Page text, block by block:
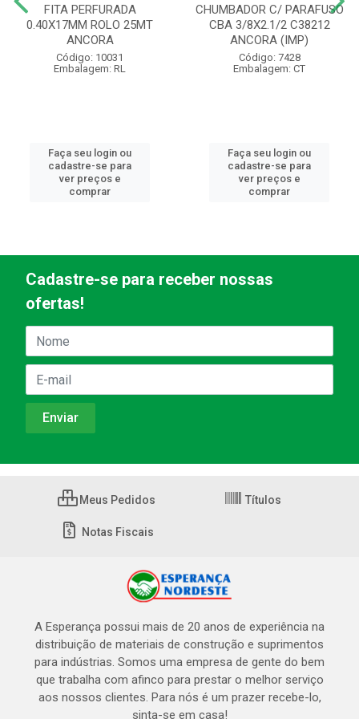
FITA PERFURADA
0.40X17MM ROLO 25MT
ANCORA
Código: 10031
Embalagem: RL
Faça seu login ou
cadastre-se para
ver preços e
comprar
CHUMBADOR C/ PARAFUSO
CBA 3/8X2.1/2 C38212
ANCORA (IMP)
Código: 7428
Embalagem: CT
Faça seu login ou
cadastre-se para
ver preços e
comprar
Cadastre-se para receber nossas
ofertas!
Meus Pedidos Títulos
Notas Fiscais
A Esperança possui mais de 20 anos de experiência na
distribuição de materiais de construção e suprimentos
para indústrias. Somos uma empresa de gente do bem
que trabalha com afinco para prestar o melhor serviço
aos nossos clientes. Para nós é um prazer recebe-lo,
sinta-se em casa!